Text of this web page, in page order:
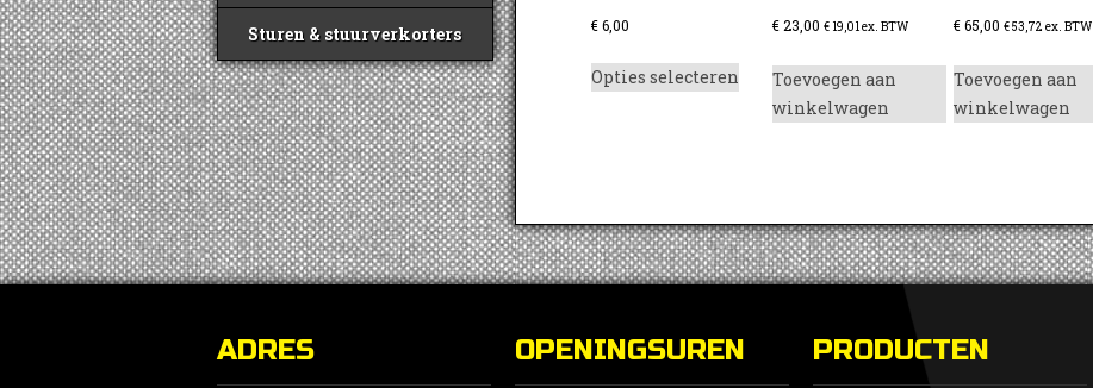
Sturen & stuurverkorters €6,00
Opties selecteren
Dit
product
heeft
optie
kan
gekozen
op
€23,00 € 19,01 ex. BTW
Toevoegen aan
winkelwagen
€65,00 €53,72 ex. BTW
Toevoegen aan
winkelwagen
ADRES OPENINGSUREN PRODUCTEN